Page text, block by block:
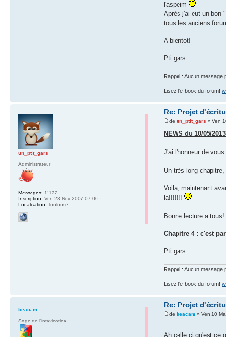
l'aspeim
Après j'ai eut un bon
tous les anciens
A bientot!
Pti gars
Rappel : Aucun message
Lisez l'e-book du forum!
Re: Projet
deun_ptit_gars » Ven
NEWS du 10/05/
J'ai l'honneur de
Un très long
Voila, maintenant
la!!!!!!!
Bonne lecture a tous!
Chapitre 4 : c'est
Pti gars
Rappel : Aucun message
Lisez l'e-book du forum!
un_ptit_gars
Administrateur
Messages: 11132
Inscription: Ven 23 Nov 2007 07:00
Localisation: Toulouse
Re: Projet
debeacam » Ven 10
Ah celle ci qu'est ce
beacam
Sage de l'intoxication